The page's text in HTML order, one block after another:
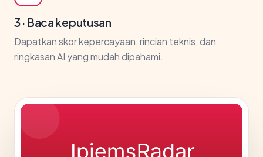
3 · Baca keputusan
Dapatkan skor kepercayaan, rincian teknis, dan
ringkasan AI yang mudah dipahami.